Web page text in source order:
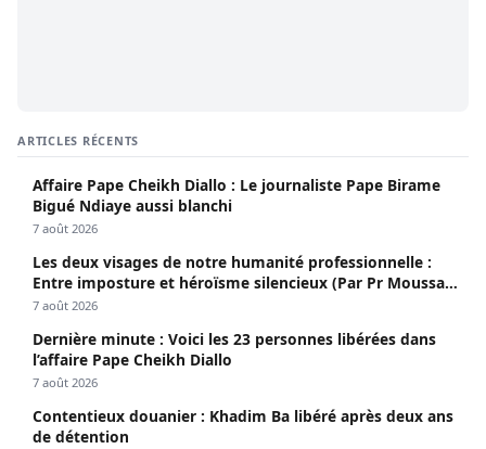
ARTICLES RÉCENTS
Affaire Pape Cheikh Diallo : Le journaliste Pape Birame
Bigué Ndiaye aussi blanchi
7 août 2026
Les deux visages de notre humanité professionnelle :
Entre imposture et héroïsme silencieux (Par Pr Moussa
Seydi)
7 août 2026
Dernière minute : Voici les 23 personnes libérées dans
l’affaire Pape Cheikh Diallo
7 août 2026
Contentieux douanier : Khadim Ba libéré après deux ans
de détention